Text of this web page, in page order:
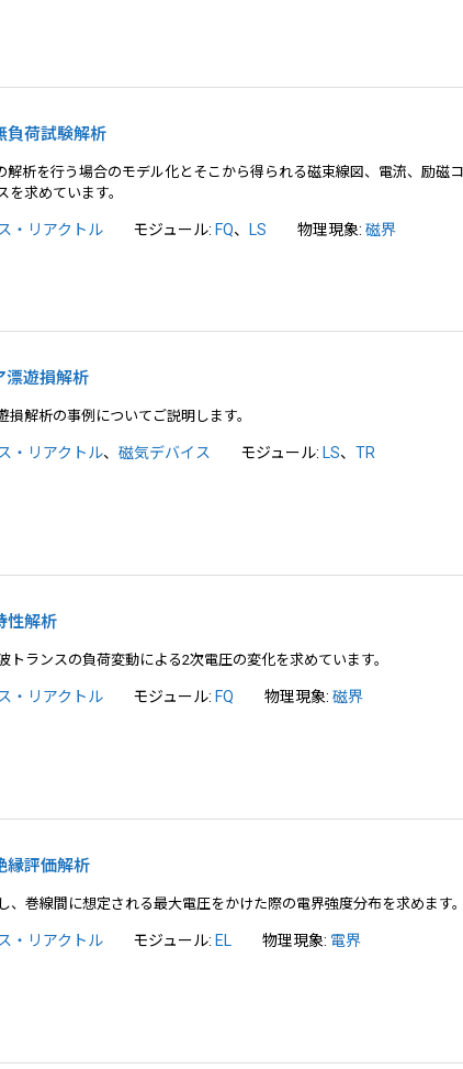
負荷試験解析
解析を行う場合のモデル化とそこから得られる磁束線図、電流、励磁
を求めています。
・リアクトル モジュール: FQ、 LS 物理現象: 磁界
漂遊損解析
解析の事例についてご説明します。
・リアクトル、 磁気デバイス モジュール: LS、TR
性解析
トランスの負荷変動による2次電圧の変化を求めています。
・リアクトル モジュール: FQ 物理現象: 磁界
縁評価解析
、巻線間に想定される最大電圧をかけた際の電界強度分布を求めます
・リアクトル モジュール: EL 物理現象: 電界